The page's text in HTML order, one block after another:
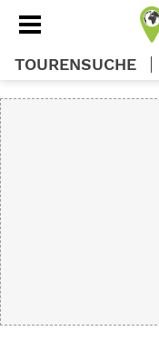
TOURENSUCHE